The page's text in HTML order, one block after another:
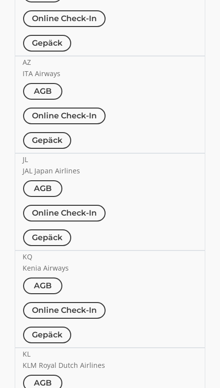
Online Check-In
Gepäck
AZ
ITA Airways
AGB
Online Check-In
Gepäck
JL
JAL Japan Airlines
AGB
Online Check-In
Gepäck
KQ
Kenia Airways
AGB
Online Check-In
Gepäck
KL
KLM Royal Dutch Airlines
AGB